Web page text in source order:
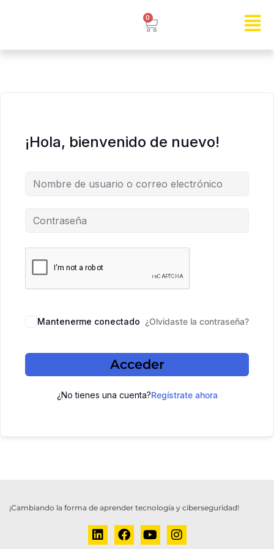
0
¡Hola, bienvenido de nuevo!
Mantenerme conectado ¿Olvidaste la contraseña?
Acceder
¿No tienes una cuenta?Regístrate ahora
¡Cambiando la forma de aprender tecnología y ciberseguridad!